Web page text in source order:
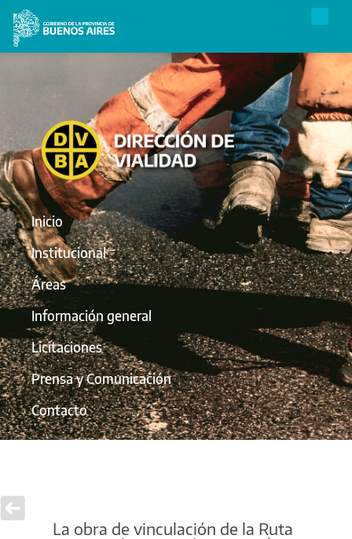
Inicio
Institucional
Áreas
Información general
Licitaciones
Prensa y Comunicación
Contacto
La obra de vinculación de la Ruta